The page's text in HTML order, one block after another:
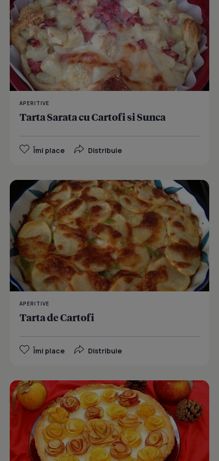
APERITIVE
Tarta Sarata cu Cartofi si Sunca
Îmi place Distribuie
APERITIVE
Tarta de Cartofi
Îmi place Distribuie